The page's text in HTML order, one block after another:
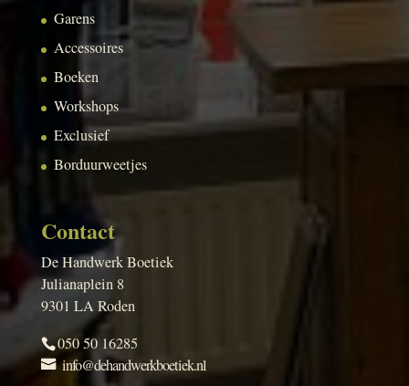
Garens
Accessoires
Boeken
Workshops
Exclusief
Borduurweetjes
Contact
De Handwerk Boetiek
Julianaplein 8
9301 LA Roden
050 50 16285
info@dehandwerkboetiek.nl